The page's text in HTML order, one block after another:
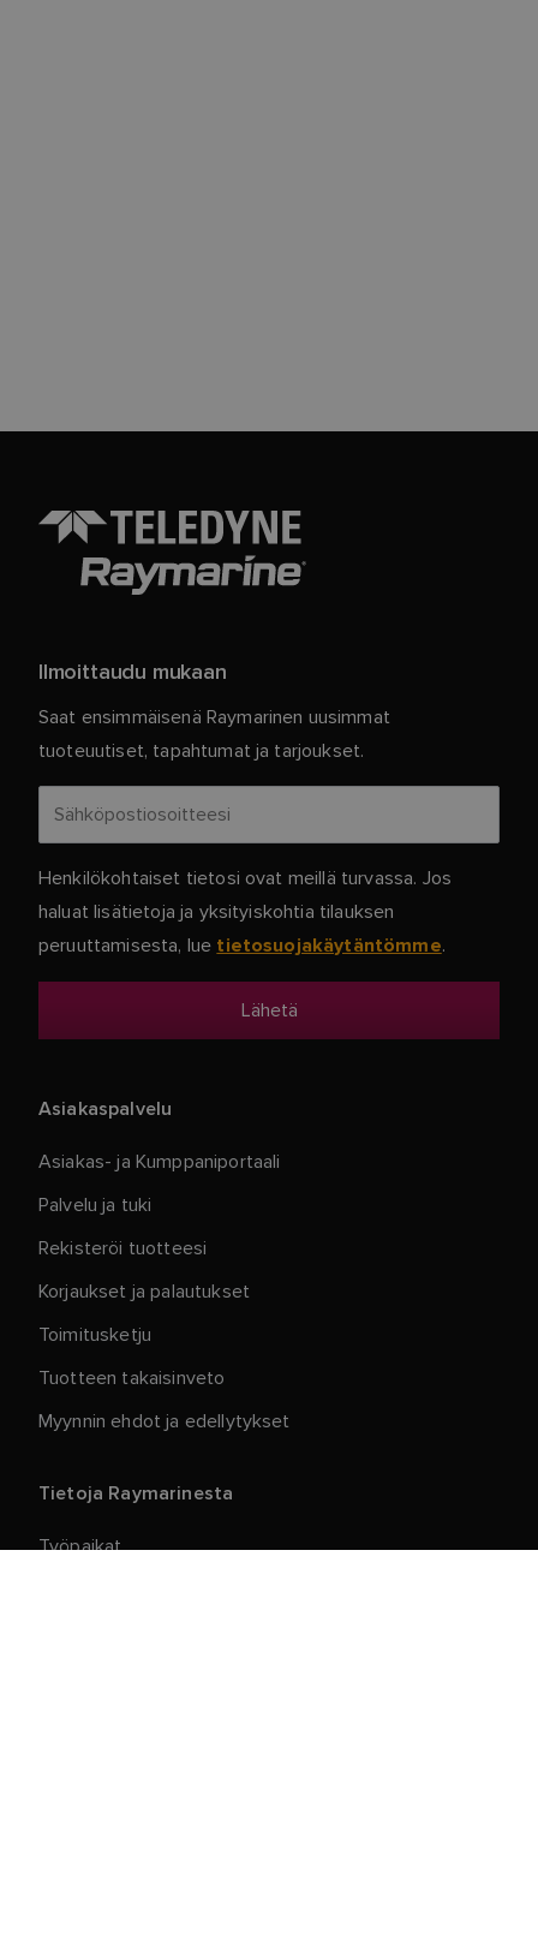
Ilmoittaudu mukaan
Saat ensimmäisenä Raymarinen uusimmat
tuoteuutiset, tapahtumat ja tarjoukset.
Henkilökohtaiset tietosi ovat meillä turvassa. Jos
haluat lisätietoja ja yksityiskohtia tilauksen
peruuttamisesta, lue tietosuojakäytäntömme.
Asiakaspalvelu
Asiakas- ja Kumppaniportaali
Palvelu ja tuki
Rekisteröi tuotteesi
Korjaukset ja palautukset
Toimitusketju
Tuotteen takaisinveto
Myynnin ehdot ja edellytykset
Tietoja Raymarinesta
Työpaikat